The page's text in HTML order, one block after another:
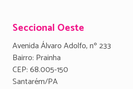
Seccional Oeste
Avenida Álvaro Adolfo, nº 233
Bairro: Prainha
CEP: 68.005-150
Santarém/PA